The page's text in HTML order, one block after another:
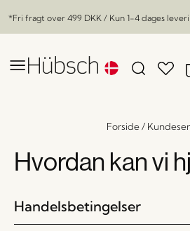
*Fri fragt over 499 DKK / Kun 1-4 dages
Forside/
Hvordan kan vi
Handelsbetingelser